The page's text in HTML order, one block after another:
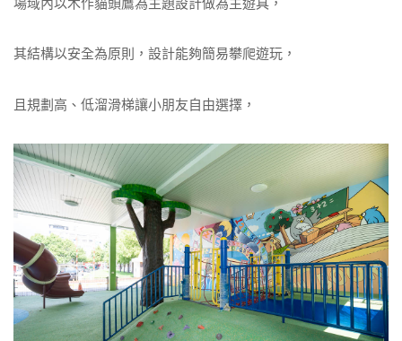
其結構以安全為原則，設計能夠簡易攀爬遊玩，
且規劃高、低溜滑梯讓小朋友自由選擇，